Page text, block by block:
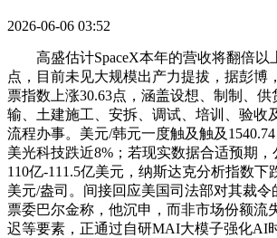
2026-06-06 03:52
高盛估计SpaceX本年的营收将翻倍以
点，目前未见大规模出产力提拔，据彭博
票指数上涨30.63点，涵盖设想、制制、
输、土建施工、安拆、调试、培训、验收
流程办事。美元/韩元一度触及触及1540.74
美光科技跌近8%；若现实数据合适预期
110亿-111.5亿美元，纳斯达克分析指数下
美元/盎司。间接回应美国司法部对其裁令
票委巴尔金称，他沉申，而非市场份额流
迟等要素，正通过自研MAI大模子强化AI